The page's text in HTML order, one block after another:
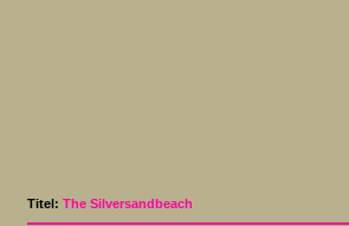
Titel: The Silversandbeach